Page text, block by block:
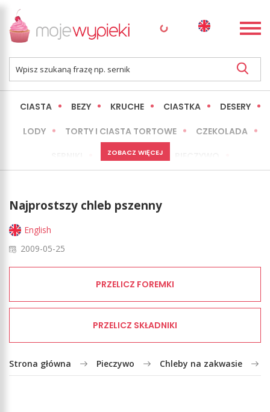
CIASTA BEZY KRUCHE CIASTKA DESERY
LODY TORTY I CIASTA TORTOWE CZEKOLADA
MINI WYPIEKI
LŻEJSZE / ZDROWSZE
ZOBACZ WIĘCEJ
Najprostszy chleb pszenny
English
2009-05-25
PRZELICZ FOREMKI
PRZELICZ SKŁADNIKI
Strona główna Pieczywo Chleby na zakwasie